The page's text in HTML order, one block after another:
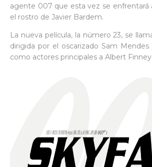
agente 007 que esta vez se enfrentará
el rostro de Javier Bardem.
La nueva película, la número 23, se
dirigida por el oscarizado Sam
como actores principales a Albert